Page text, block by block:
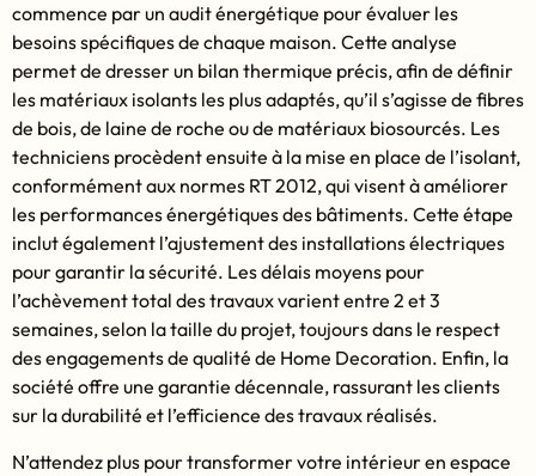
commence par un audit énergétique pour évaluer les
besoins spécifiques de chaque maison. Cette analyse
permet de dresser un bilan thermique précis, afin de définir
les matériaux isolants les plus adaptés, qu’il s’agisse de fibres
de bois, de laine de roche ou de matériaux biosourcés. Les
techniciens procèdent ensuite à la mise en place de l’isolant,
conformément aux normes RT 2012, qui visent à améliorer
les performances énergétiques des bâtiments. Cette étape
inclut également l’ajustement des installations électriques
pour garantir la sécurité. Les délais moyens pour
l’achèvement total des travaux varient entre 2 et 3
semaines, selon la taille du projet, toujours dans le respect
des engagements de qualité de Home Decoration. Enfin, la
société offre une garantie décennale, rassurant les clients
sur la durabilité et l’efficience des travaux réalisés.
N’attendez plus pour transformer votre intérieur en espace